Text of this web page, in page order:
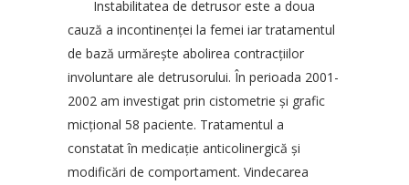
Instabilitatea de detrusor este a doua
cauză a incontinenței la femei iar tratamentul
de bază urmărește abolirea contracțiilor
involuntare ale detrusorului. În perioada 2001-
2002 am investigat prin cistometrie și grafic
micțional 58 paciente. Tratamentul a
constatat în medicație anticolinergică și
modificări de comportament. Vindecarea